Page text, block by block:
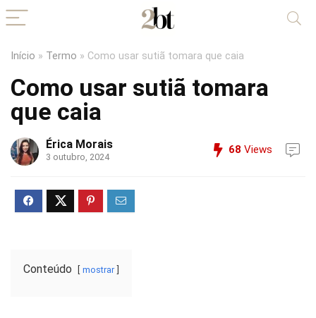
Início » Termo » Como usar sutiã tomara que caia
Como usar sutiã tomara
que caia
Érica Morais
3 outubro, 2024
68 Views
Conteúdo mostrar